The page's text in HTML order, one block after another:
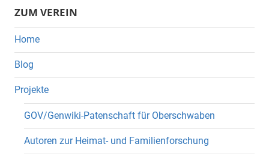
ZUM VEREIN
Home
Blog
Projekte
GOV/Genwiki-Patenschaft für Oberschwaben
Autoren zur Heimat- und Familienforschung